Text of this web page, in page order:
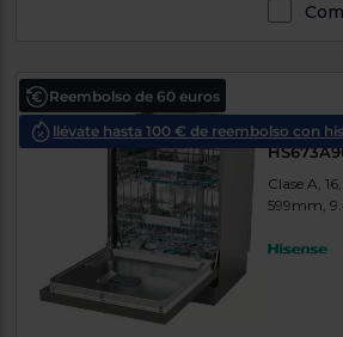
Reembolso de 60 euros
llévate hasta 100 € de reembolso con
Clase A,
599mm,